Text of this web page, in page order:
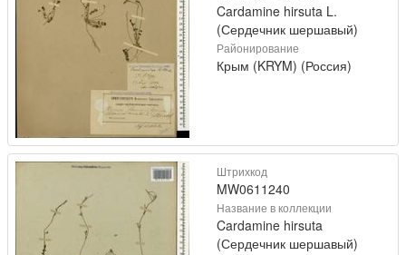
Cardamine hirsuta L.
(Сердечник шершавый)
Районирование
Крым (KRYM) (Россия)
Штрихкод
MW0611240
Название в коллекции
Cardamine hirsuta
(Сердечник шершавый)